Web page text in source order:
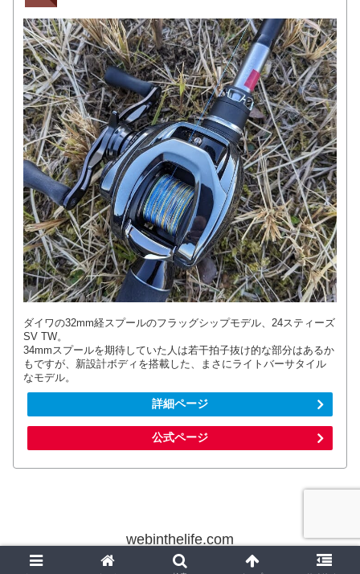
ダイワの32mm経スプールのフラッグシップモデル、24スティーズ
SV TW。
34mmスプールを期待していた人は若干拍子抜け的な部分はあるか
もですが、新設計ボディを搭載した、まさにライトバーサタイル
なモデル。
詳細ページ
公式ページ
webinthelife.com
© 2012 webinthelife.com.